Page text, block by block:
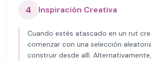
4 Inspiración Creativa
Cuando estés atascado en un rut
comenzar con una selección
construir desde allí.